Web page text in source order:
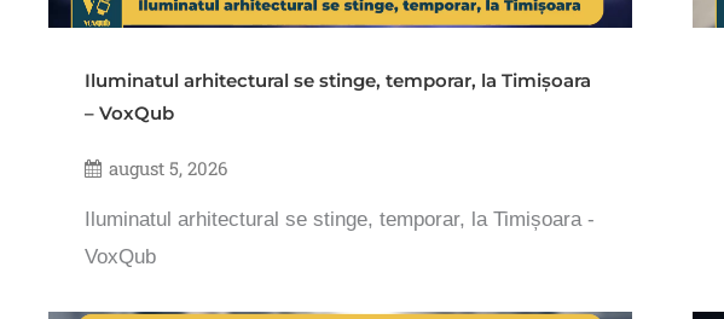
Iluminatul arhitectural se stinge, temporar, la Timișoara
– VoxQub
august 5, 2026
Iluminatul arhitectural se stinge, temporar, la Timișoara -
VoxQub